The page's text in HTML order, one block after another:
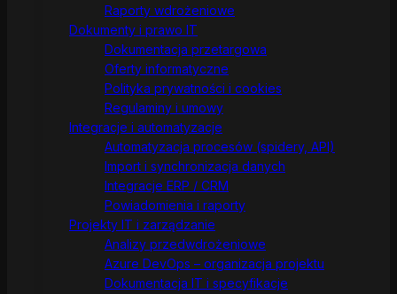
Raporty wdrożeniowe
Dokumenty i prawo IT
Dokumentacja przetargowa
Oferty informatyczne
Polityka prywatności i cookies
Regulaminy i umowy
Integracje i automatyzacje
Automatyzacja procesów (spidery, API)
Import i synchronizacja danych
Integracje ERP / CRM
Powiadomienia i raporty
Projekty IT i zarządzanie
Analizy przedwdrożeniowe
Azure DevOps – organizacja projektu
Dokumentacja IT i specyfikacje